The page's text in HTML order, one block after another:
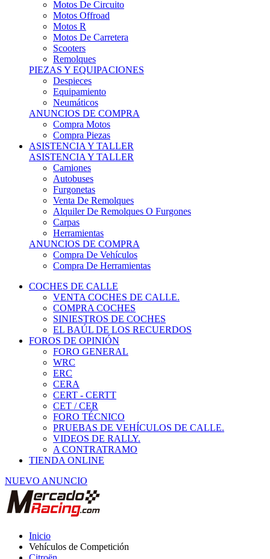
Motos R
Motos De Carretera
Scooters
Remolques
PIEZAS Y EQUIPACIONES
Despieces
Equipamiento
Neumáticos
ANUNCIOS DE COMPRA
Compra Motos
Compra Piezas
ASISTENCIA Y TALLER
ASISTENCIA Y TALLER
Camiones
Autobuses
Furgonetas
Venta De Remolques
Alquiler De Remolques O Furgones
Carpas
Herramientas
ANUNCIOS DE COMPRA
Compra De Vehículos
Compra De Herramientas
COCHES DE CALLE
VENTA COCHES DE CALLE.
COMPRA COCHES
SINIESTROS DE COCHES
EL BAÚL DE LOS RECUERDOS
FOROS DE OPINIÓN
FORO GENERAL
WRC
ERC
CERA
CERT - CERTT
CET / CER
FORO TÉCNICO
PRUEBAS DE VEHÍCULOS DE CALLE.
VIDEOS DE RALLY.
A CONTRATRAMO
TIENDA ONLINE
NUEVO ANUNCIO
Vehículos de Competición
Citroën
Se vende citroen ax